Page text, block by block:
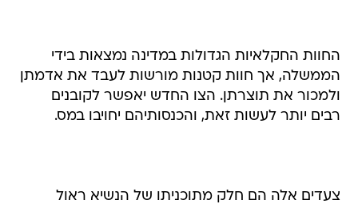
החוות החקלאיות הגדולות במדינה נמצאות בידי
הממשלה, אך חוות קטנות מורשות לעבד את אדמתן
ולמכור את תוצרתן. הצו החדש יאפשר לקובנים
רבים יותר לעשות זאת, והכנסותיהם יחויבו במס.
צעדים אלה הם חלק מתוכניתו של הנשיא ראול